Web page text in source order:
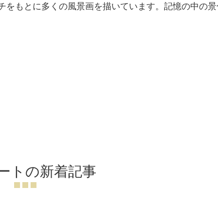
もとに多くの風景画を描いています。記憶の中の
トの新着記事